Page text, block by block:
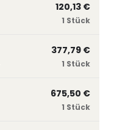
120,13 €
1 Stück
377,79 €
1 Stück
675,50 €
1 Stück